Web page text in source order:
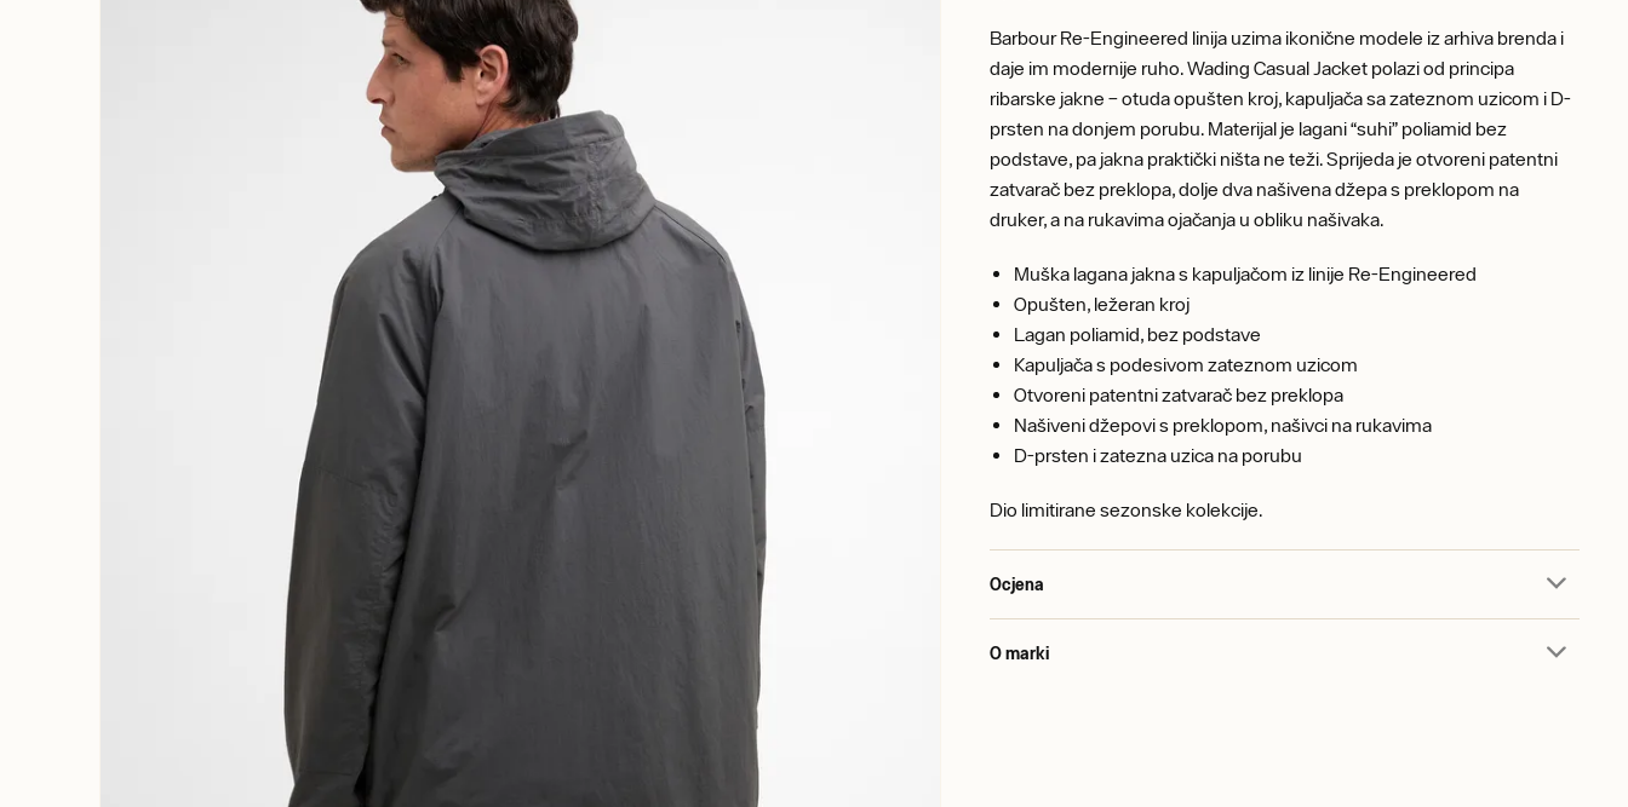
Barbour Re-Engineered linija uzima ikonične modele iz arhiva brenda i
daje im modernije ruho. Wading Casual Jacket polazi od principa
ribarske jakne – otuda opušten kroj, kapuljača sa zateznom uzicom i D-
prsten na donjem porubu. Materijal je lagani “suhi” poliamid bez
podstave, pa jakna praktički ništa ne teži. Sprijeda je otvoreni patentni
zatvarač bez preklopa, dolje dva našivena džepa s preklopom na
druker, a na rukavima ojačanja u obliku našivaka.
Muška lagana jakna s kapuljačom iz linije Re-Engineered
Opušten, ležeran kroj
Lagan poliamid, bez podstave
Kapuljača s podesivom zateznom uzicom
Otvoreni patentni zatvarač bez preklopa
Našiveni džepovi s preklopom, našivci na rukavima
D-prsten i zatezna uzica na porubu
Dio limitirane sezonske kolekcije.
Ocjena
O marki